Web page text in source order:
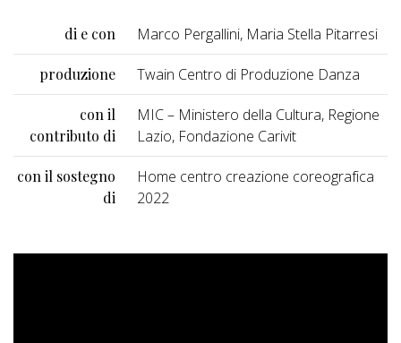
di e con Marco Pergallini, Maria Stella Pitarresi
produzione Twain Centro di Produzione Danza
con il
contributo di
MIC – Ministero della Cultura, Regione
Lazio, Fondazione Carivit
con il sostegno
di
Home centro creazione coreografica
2022